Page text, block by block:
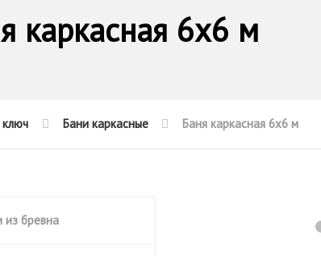
каркасная 6x6 м
Бани каркасные Баня каркасная 6x6 м
из бревна